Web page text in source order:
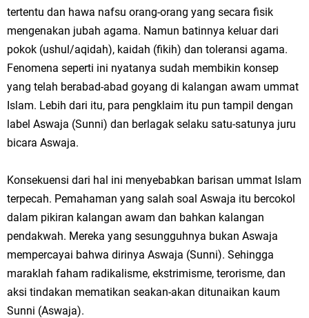
tertentu dan hawa nafsu orang-orang yang secara fisik
mengenakan jubah agama. Namun batinnya keluar dari
pokok (ushul/aqidah), kaidah (fikih) dan toleransi agama.
Fenomena seperti ini nyatanya sudah membikin konsep
yang telah berabad-abad goyang di kalangan awam ummat
Islam. Lebih dari itu, para pengklaim itu pun tampil dengan
label Aswaja (Sunni) dan berlagak selaku satu-satunya juru
bicara Aswaja.
Konsekuensi dari hal ini menyebabkan barisan ummat Islam
terpecah. Pemahaman yang salah soal Aswaja itu bercokol
dalam pikiran kalangan awam dan bahkan kalangan
pendakwah. Mereka yang sesungguhnya bukan Aswaja
mempercayai bahwa dirinya Aswaja (Sunni). Sehingga
maraklah faham radikalisme, ekstrimisme, terorisme, dan
aksi tindakan mematikan seakan-akan ditunaikan kaum
Sunni (Aswaja).